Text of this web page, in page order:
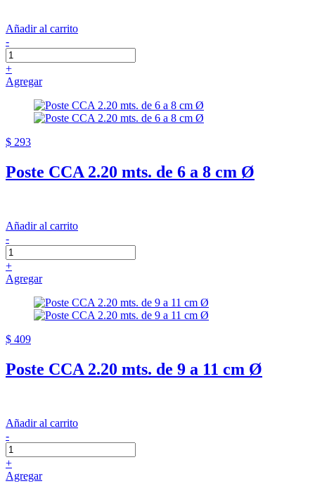
Añadir al carrito
-
+
Agregar
$ 293
Poste CCA 2.20 mts. de 6 a 8 cm Ø
Añadir al carrito
-
+
Agregar
$ 409
Poste CCA 2.20 mts. de 9 a 11 cm Ø
Añadir al carrito
-
+
Agregar